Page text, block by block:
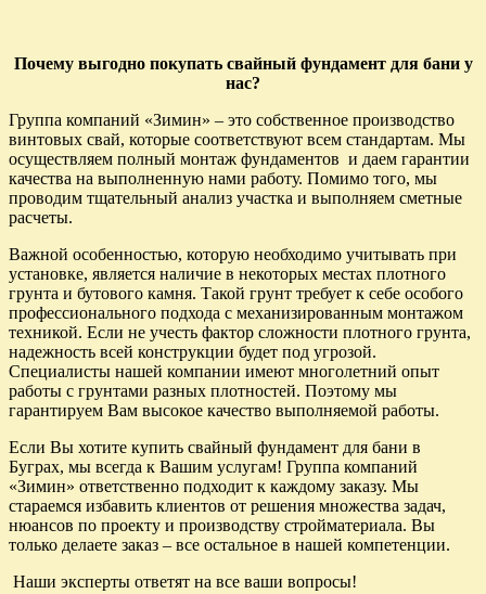
Почему выгодно покупать cвайный фундамент для бани у
нас?
Группа компаний «Зимин» – это собственное производство
винтовых свай, которые соответствуют всем стандартам. Мы
осуществляем полный монтаж фундаментов и даем гарантии
качества на выполненную нами работу. Помимо того, мы
проводим тщательный анализ участка и выполняем сметные
расчеты.
Важной особенностью, которую необходимо учитывать при
установке, является наличие в некоторых местах плотного
грунта и бутового камня. Такой грунт требует к себе особого
профессионального подхода с механизированным монтажом
техникой. Если не учесть фактор сложности плотного грунта,
надежность всей конструкции будет под угрозой.
Специалисты нашей компании имеют многолетний опыт
работы с грунтами разных плотностей. Поэтому мы
гарантируем Вам высокое качество выполняемой работы.
Если Вы хотите купить свайный фундамент для бани в
Буграх, мы всегда к Вашим услугам! Группа компаний
«Зимин» ответственно подходит к каждому заказу. Мы
стараемся избавить клиентов от решения множества задач,
нюансов по проекту и производству стройматериала. Вы
только делаете заказ – все остальное в нашей компетенции.
Наши эксперты ответят на все ваши вопросы!